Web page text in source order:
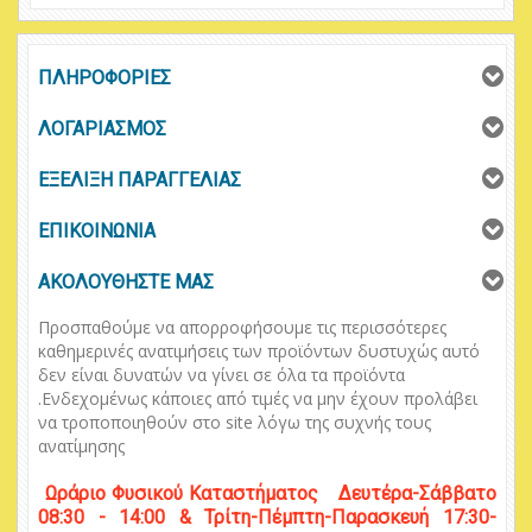
ΠΛΗΡΟΦΟΡΙΕΣ
ΛΟΓΑΡΙΑΣΜΟΣ
ΕΞΕΛΙΞΗ ΠΑΡΑΓΓΕΛΙΑΣ
ΕΠΙΚΟΙΝΩΝΙΑ
ΑΚΟΛΟΥΘΗΣΤΕ ΜΑΣ
Προσπαθούμε να απορροφήσουμε τις περισσότερες
καθημερινές ανατιμήσεις των προϊόντων δυστυχώς αυτό
δεν είναι δυνατών να γίνει σε όλα τα προϊόντα
.Ενδεχομένως κάποιες από τιμές να μην έχουν προλάβει
να τροποποιηθούν στο site λόγω της συχνής τους
ανατίμησης
Ωράριο Φυσικού Καταστήματος Δευτέρα-Σάββατο
08:30 - 14:00 & Τρίτη-Πέμπτη-Παρασκευή 17:30-